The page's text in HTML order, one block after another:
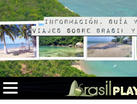
Información, guía
viajes sobre Brasil y